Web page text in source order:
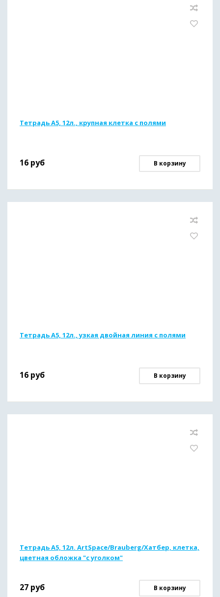
Тетрадь А5, 12л., крупная клетка с полями
16 руб В корзину
Тетрадь А5, 12л., узкая двойная линия с полями
16 руб В корзину
Тетрадь А5, 12л. ArtSpace/Brauberg/Хатбер, клетка,
цветная обложка "с уголком"
27 руб В корзину